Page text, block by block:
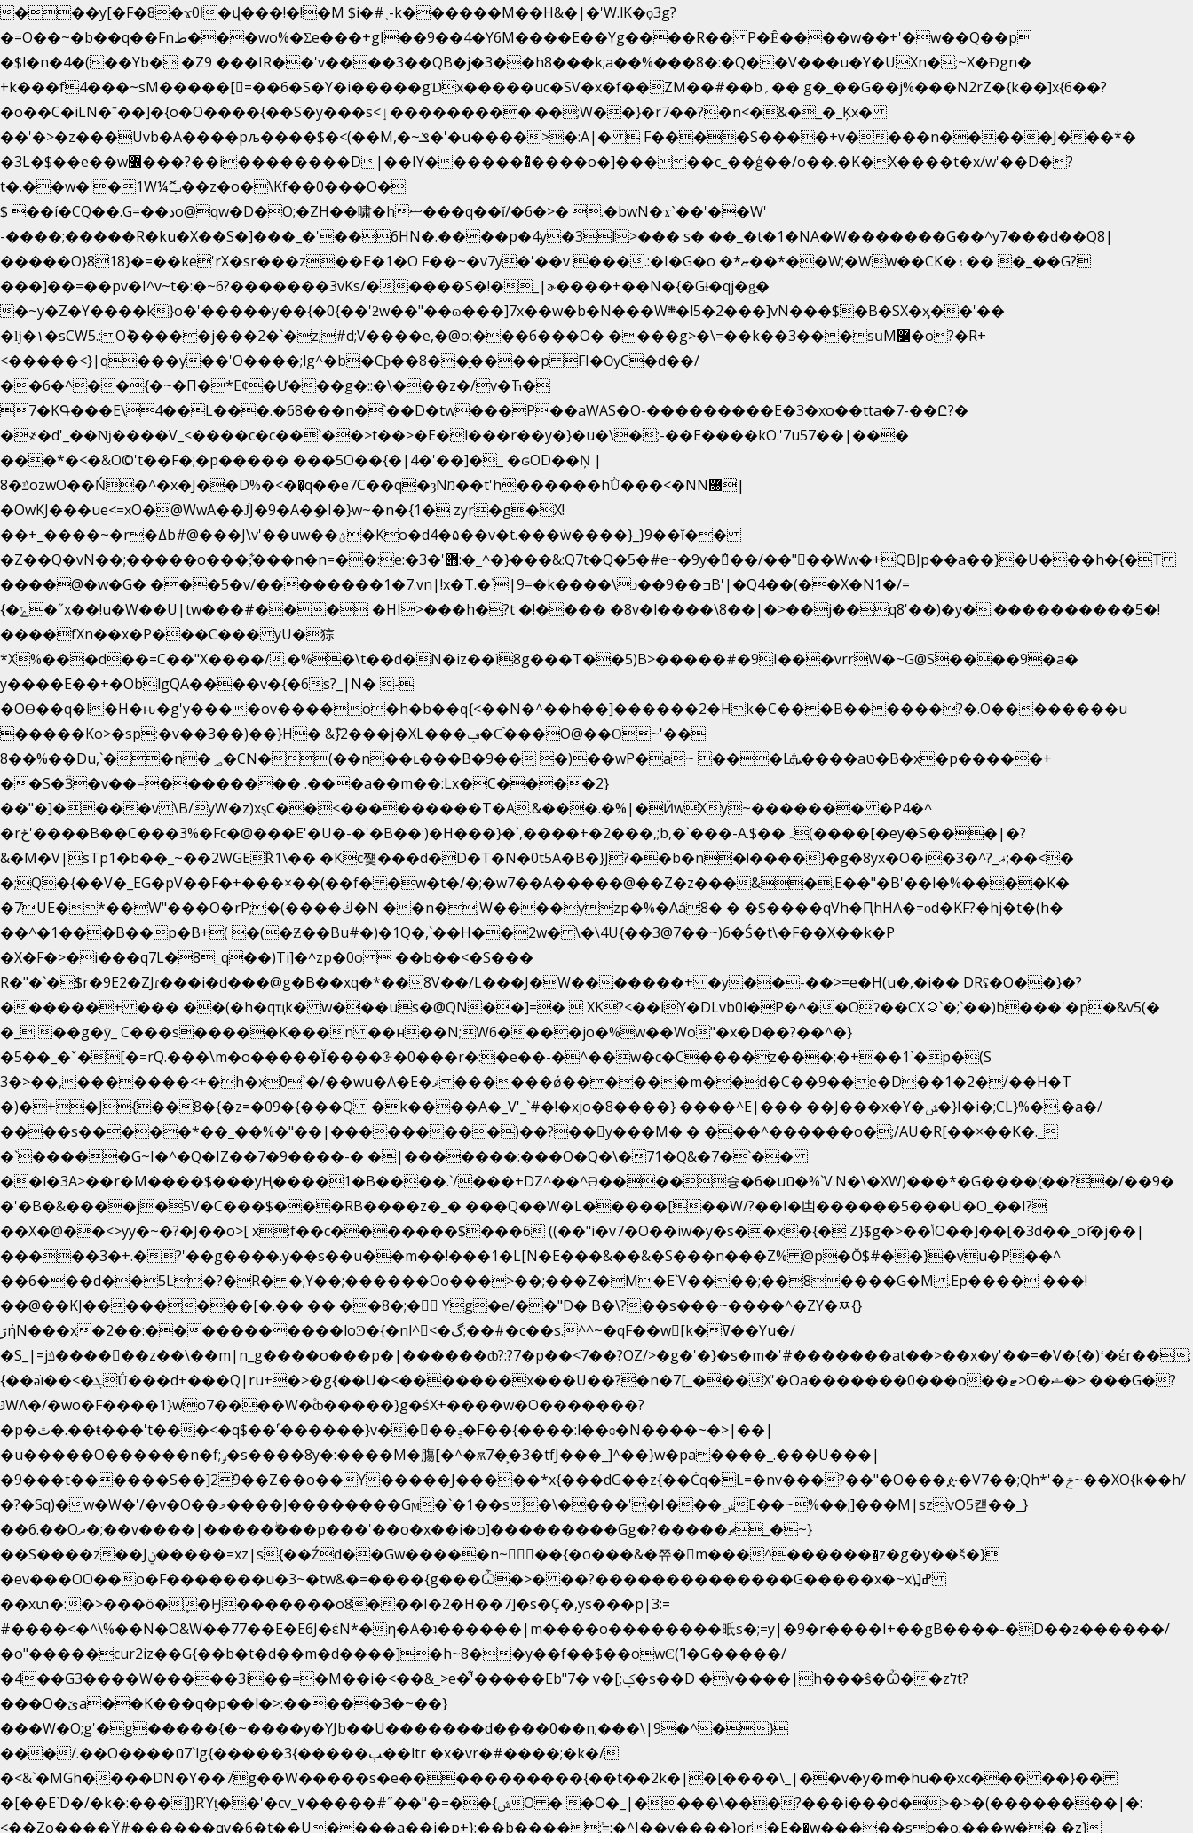
���y[�F�8�ϫ0ŀ�վ���!�!�M $i�#˲-k������M��H&�|�'W.lK�ϙ3g?
�=O��~�b��q��Fnظ���wo%�Ʃe���+gI��9��4�Y6M����E��Yg����R�� P�Ȇ����w��+'�w��Q��p
�$l�n�4�(��Yb� �Z9 ���IR��'v����3��QB�j�3��h8���k;a��%���8�:�Q��V���u�Y�UXn�;~X�Ɖgn�
+k���f4Ԏ���~sM�����[=��6�S�Y�i�����gƊx�����uc�SV�x�f��ZM��#��b؍�� g� _��G��j%���N2rZ�{k��]x{6��?
�o��C�iLN�ˉ��]�{o�O����{��S�y���s<ٳ���������:��;W��}�r7��?�n<�&�_�_Ķx�
��'�>�z���Uvb�A����pљ����$�<(��M,�~ݏ�'�u����>�:A|�  F����S����+v����n�����J���*�
�3L�$��e��w߼���?��i��������D|��IY�������͛����o�]�����c_��ģ��/o��.�K�X����t�x/w'��D�?
t�.��w�'�1W¼ݕޮ��z�o�\Kf��0���O�
$ ��í�CQ��.G=��ڍo@qw�D�O;�ZH��啸�hޟ���q��ĭ/�6�>� .�bwN�ϫˋ��'��W'
-����;�����R�ku�X��S�]���_�'��6HN�.����p�4y�3l>��� s� ��_�t�1�NA�W�������G��^y7���d��Q8|
�����O}818}�=��ke'rX�sr���z��E�1�O F��~�v7y�'��v ���.:�I�G�o �*ޏ��*��W;�Ww��CK�۽�� �_��G?
���]��=��pv�I^v~t�:�~6?�������3vΚs/�����S�!�_|ɚ����+��N�{�Gɫ�qj�g͖�
�~y�Z�Y����k}o�'�����y��{�0{��'ƻw��"��ɷ���]7x��w�b�N���W܍�l5�2���]vN���$�B�SX�ӽ��'��
�ǉ�۱�sCW5.:O݉�����j���2�`�z;#d;V����e,�@o;���б���O� ����g>�\=��k��3���sսM߼�o?�R+
<�����<}|q���y��'O����;lg^�b�Cϸ��8��ָ����p FI�ѸC�d��/
��6�^��{�~�Π�*Eȼ�Ư���g�::�\���z�/v�Ћ�
7�KԳ���E\4��L���.�68���n�`��D�tw���P��aWAS�O-���������E�3�xo��tta�7-��Ը?�
�҂�d'_��ǋ����V_<����c�c��`��>t��>�E�l���r��y�}�u�\�;-��E����kO.'7u57��|���
���*�<�&O©'t��F�;�p����� ���5O��{�|4�'��]�_ �ԍOD��Ņ |
ݿ�8ozwO��Ń�^�x�J��D%�<��͉q��e7C��q�ȝNמ��t'h������hǛ���<�NN޸|
�OwKJ���ue<=xO�@WwA��J́J�9�A�݈�I�}w~�n�{1� zyr�g�X!
��+_����~�r�ߡb#@���J\v'��uw��ؽ�Ko�d4�۵��v�t.���݁w����}_}9��ĭ��
�Z��Q�vN��;�����o���;͋���n�n=��:e:�݋'�3:�_^�}���&:Q7t�Q�5�#e~�9y�݅󈽻��/��"��Ww�+QBJp��a��}�U���h�{�T
����@�w�G� ���5�v/��������1�7.vn|!x�T.�`|9=�k����\ͻ��ߏ��9B'|�Q4��(��X�N1�/=
{�ݻ�˝x��!u�W��U|tw���#��� �HI>���h�?t �!���� �8v�l����\8��|�>��j��q8'��)�y�.����������5�!
����fXn��x�P���C��� yU�猔
*X%���d��=C��"X����/.�%�\t��d�N�iz��ì8g���T��5)B>�����#�9I���vrrW�~G@S����9�a�
y����E��+�OblgQA����v�{�6s?_|N� -
�OƟ��q�l�H�ԋ�g'y����ov����o�h�b��q{<��N�^��h��]������2�Hk�C���B������?�.O��������u
�����Ko>�sp:�v��3��)��}H� &݉}2���j�XL���ݡ�Ƈ���O@��Ɵ~'��
8��%��Du,`��n�؃�CN�(��n��ւ���B�9�� �)��wP�a~ ���Lܞ����aט�B�x�p�����+
��S�Ӟ�v��=�������� .���a��m��:Lx�C����2}
��"�]����v \B/yW�z)xȿС��<���������T�A.&���.�%|�ӤwXy~������� �P4�^
�rځ'����B��C���3%�Fc�@���E'�U�-�'�B��:)�H���}�`,����+�2���,;b,�`���-A.$��ہ(����[�ey�S���|�?
&�M�V|sTp1�b��_~��2WGEȐ1\�� �Kc쩇���d�D�T�N�0t5A�B�}J?��b�n�!����}�g�8yx�O�i�3�^?_ޣ;��<�
�;Q�{��V�_EG�pV��F�+���×��(��f� �w�t�/�;�w7��A�����@��Z�z���&�.E��"�B'��l�%����K�
�7UE�*��W"���O�rP;�(����ڬ�N ��n�;W����yzp�%�Aá8� � �$����qVh�ԤhHA�=ɵd�KF?�hj�t�(h�
��^�1���B��p�B+( �(�Ƶ��Bu#�)�1Q�,`��H��2w� \�\4U{��3@7��~)6�Ś�t\�F��X��k�P
�X�F�>�i���q7L�8_q��)Ti]�^zp�0o  ��b��<�S���
R�"�`�$r�9E2�ZJɾ���i�d���@g�B��xq�*��8V��/L���J�W�������+ �y��-��>=e�H(u�,�i�� DRʢ�O��}�?
������+ ��� ��(�h�qҵk� w���us�@QN��]=�  XK?<��iY�DLvb0l�P�^��Oʔ��CX۝`�;`��)b���'�p�&v5(�
�_ ��g�ӯ_ C���s�����K���n ��н��N;W6����jo�%w��Wo"�x�D��?��^�}
�5�� _�ˇ�[�=rQ.���\m�o�����Ǐ����ꗿ�0���r�:�e��-�^��w�c�C����z���;�+��1`�p�(S
3�>��,�������<+�h�x0`�/��wu�A�E�ޥ������ǿ������m��d�C��9��e�D��1�2�/��H�T
�)�+�J{��8�{�z=�09�{���Q �k����A�_V'_`#�!�xjo�8����} ����^E|��� ��J���x�Y�ݜ�}I�i�;CL}%�.�a�/
����s�����*��_��%�"��|���������)��?��򥞾y���M� � ���^������o�;/AU�R[��×��K�._
�`�����G~I�^�Q�IZ��7�9����-� �|�������:���O�Q�\�71�Q&�7�`��
��l�3A>��r�M����$���yҢ����1�B����.`/���+DZ^��^Ə����슝�6�uū�%`V.N�\�XW)���*�G����/̨��?�/��9�
�'�B�&����j�5V�C���$���RB����z�_� ���Q��W�L�����[��W/?��I�凷������5���U�O_��I?
��X�@��<>yy�~�?�J��o>[ x:f��c�������$���6 ((��"i�v7�O��iw�y�s��x�{� Z}$g�>��ݳO��]��[�3d��_oަi�j��|
�����3�+.�?'��g����.y��s��u��m��!���1�L[N�E���&��&�S���n���Z% @p�Ŏ$#��}�vu�P��^
��6���d��5L�?�R� �;Y��;������Oo���>��;���Z�M�E`V����;��8����G�M .Ep���� ���!
��@��KJ��������[�.�� �� ��8�;�򜸥 Yg�e/��"D� B�\?��s���~����^�ZY�ﾹ{}
ڑήN���x�2��:�����������loϿ�{�nl^<�گ;��#�c��s.^^~�qF��w[k�ߜ��Yu�/
�S_|=jݿ������z��\��m|n_g����o���p�|������ȸ?:?7�p��<7��?OZ/>�g�'�}�s�m�'#�������at��>��x�y'��=�V�{�)ʻ�έr��:
{��ǝï��<�ܓǗ���d+���Q|ru+�>�g{��U�<�������x���U��?�n�7[_���X'�Oa�������0���o��ޓ>O�ޝ�> ���G�?
גּWΛ�/�wo�F����1}wo7����W�۫ȸ�����}g�śX+����w�O�������?
�p�ٿ�.��ŧ���'t���<�q$��۫'������}v����ݚ�F��{����:l��ɞ�N����~�>|��|
�u�����O������n�f;ݛ�s����8y�:����M�膓[�^�ѫ7�͕�3�tfJ���_]^��}w�pa����_.���U���|
�9���t������S��]2ܰ9��Z��o��Y�����J�����*x{���dG��z{��Ċq�L=�nv���?��"�O���ዽ�V7��;Qh*'�ݗ~��XO{k��h/
�?�Sq)�w�W�'/�v�O��މ����J��������Gϻ�`�1��s�\����'�I���ݭE��~%��;]���M|szvѺ5컏��_}
��6.��Oދ�;��v����|�����ۖ���p���'��o�x��i�o]���������Gg�?�����ޗ_�~}
��S����z��Jݧ�����=xz|sܼ{��Źd��Gw�����n~𳏮 ��{�o���&�쮸�󧽑m���^�������̺z�g�y��š�}
�ev���OO��o�F�������u�3~�tw&�=����{g���Ѽ�>� ��?��������������G�����x�~x\߽]ߝ
��xտ�:�>���ӧ�ܷ�Ӈ�������ο8���I�2�H��7]�s�Ç�,ys���p|3:=
#����<�^\%��N�O&W��77��E�E6J�έN*�η�A�ʇ������|m����o��������㫝s�;=y|�9�r����I+��gB����-�D��z������/
�o"�����cur2iz��G{��b�t�d��m�d����]�h~8��y��f��$��owϾ(ߣ�G�����/
�4��G3����W�����3i�ܼ�=�M��i�<��&_>e�͋'�����Eb"7� v�[;ݤ�s��D �v����|h���ŝ�Ѽ��zלt?
���O�ێa��K���q�p��l�>:�����3�~��}
���W�O;g'�g�����{�~����y�YJb��U�������d�ܻ���0��n;���\|9�^�}
���/.��O����ū7`lg{�����3{�����ﭓ��ltr �x�vr�#����;�k�/
�<&`�MGh����DN�Y��7g��W�����s�e�����������{��t��2k�|�[����\_|��v�y�m�hu��xc��� ��}��
�[��E`D�/�k�:���]}RΎƫ��'�cv_ݜ}��=�
��˝#�����۷O � �O�_|����\���?���i���d�>�>�(��������|�:
<��Zo����Ϋ#������qv�6�t��U����a��i�p+}:��b����ܽ;=:�^I��y����}or�E��͇w�����so�o;���w�� �z}